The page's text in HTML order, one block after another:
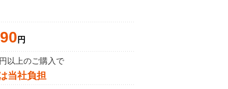
円
以上のご購入で
当社負担